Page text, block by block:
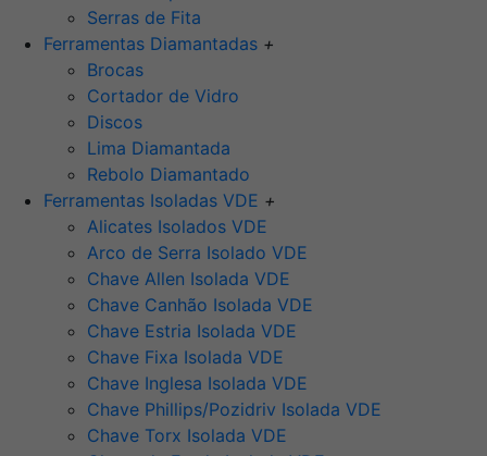
Serras de Fita
Ferramentas Diamantadas +
Brocas
Cortador de Vidro
Discos
Lima Diamantada
Rebolo Diamantado
Ferramentas Isoladas VDE +
Alicates Isolados VDE
Arco de Serra Isolado VDE
Chave Allen Isolada VDE
Chave Canhão Isolada VDE
Chave Estria Isolada VDE
Chave Fixa Isolada VDE
Chave Inglesa Isolada VDE
Chave Phillips/Pozidriv Isolada VDE
Chave Torx Isolada VDE